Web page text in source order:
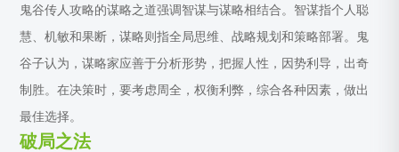
鬼谷传人攻略的谋略之道强调智谋与谋略相结合。智谋指个人聪
慧、机敏和果断，谋略则指全局思维、战略规划和策略部署。鬼
谷子认为，谋略家应善于分析形势，把握人性，因势利导，出奇
制胜。在决策时，要考虑周全，权衡利弊，综合各种因素，做出
最佳选择。
破局之法